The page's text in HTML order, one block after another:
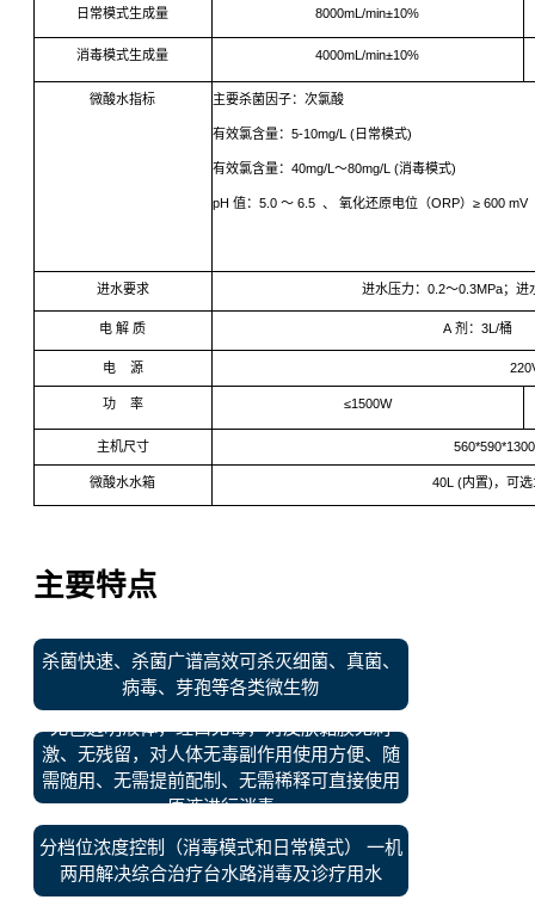
日常模式生成量 8000mL/min±10%
消毒模式生成量 4000mL/min±10%
微酸水指标 主要杀菌因子：次氯酸
有效氯含量：5-10mg/L (日
有效氯含量：40mg/L～80mg/L (消毒模式)
pH 值：5.0 ～ 6.5 、 氧化还原电位（ORP）≥ 600 mV
进水要求 进水压力：0.2～0.3MPa；
电 解 质 A 剂：3L/桶
电 源
功 率 ≤1500W
主机尺寸
微酸水水箱 40L (内置)，可
主要特点
杀菌快速、杀菌广谱高效可杀灭细菌、真菌、
病毒、芽孢等各类微生物
无色透明液体，经口无毒，对皮肤黏膜无刺
激、无残留，对人体无毒副作用使用方便、随
需随用、无需提前配制、无需稀释可直接使用
原液进行消毒
分档位浓度控制（消毒模式和日常模式） 一机
两用解决综合治疗台水路消毒及诊疗用水